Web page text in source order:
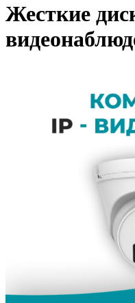
Жесткие